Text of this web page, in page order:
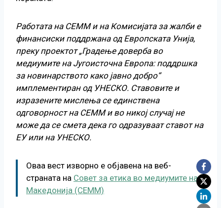
Работата на СЕММ и на Комисијата за жалби е
финансиски поддржана од Европската Унија,
преку проектот „Градење доверба во
медиумите на Југоисточна Европа: поддршка
за новинарството како јавно добро“
имплементиран од УНЕСКО. Ставовите и
изразените мислења се единствена
одговорност на СЕММ и во никој случај не
може да се смета дека го одразуваат ставот на
ЕУ или на УНЕСКО.
Оваа вест изворно е објавена на веб-
страната на Совет за етика во медиумите на
Македонија (СЕММ)